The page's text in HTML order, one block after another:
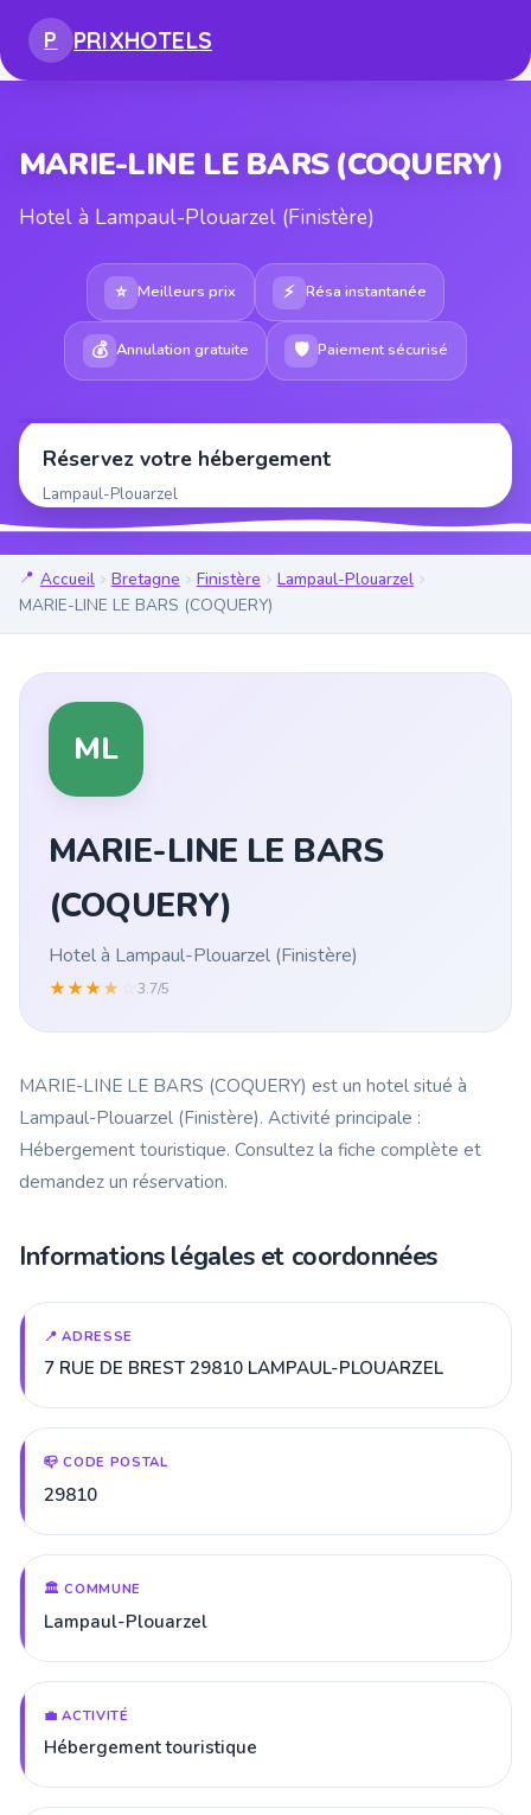
P PRIXHOTELS
MARIE-LINE LE BARS (COQUERY)
Hotel à Lampaul-Plouarzel (Finistère)
⭐ Meilleurs prix ⚡ Résa instantanée
💰 Annulation gratuite 🛡 Paiement sécurisé
Réservez votre hébergement
Lampaul-Plouarzel
Accueil Bretagne Finistère
Lampaul-Plouarzel
MARIE-LINE LE BARS (COQUERY)
ML
MARIE-LINE LE BARS
(COQUERY)
Hotel à Lampaul-Plouarzel (Finistère)
★★★★ 3.7/5
MARIE-LINE LE BARS (COQUERY) est un hotel situé à
Lampaul-Plouarzel (Finistère). Activité principale :
Hébergement touristique. Consultez la fiche complète et
demandez un réservation.
Informations légales et coordonnées
📍 ADRESSE
7 RUE DE BREST 29810 LAMPAUL-PLOUARZEL
📪 CODE POSTAL
29810
🏛️ COMMUNE
Lampaul-Plouarzel
💼 ACTIVITÉ
Hébergement touristique